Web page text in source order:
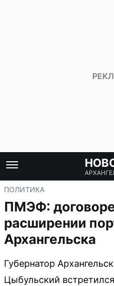
ПОЛИТИКА
ПМЭФ:
расширении
Архангельска
Губернатор
Цыбульский